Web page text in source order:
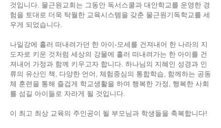
것입니다. 물근원교회는 그동안 독서스쿨과 대안학교를 운영한 경
험을 토대로 더욱 탁월한 교육시스템을 갖춘 물근원기독학교를 세
우게 되었습니다.
나일강에 흘러 떠내려가던 한 아이-모세를 건져내어 한 나라의 지
도자로 키운 것처럼 세상의 강물에 흘러 떠내려가는 한 아이를 건
져내어 가정과 함께 키우고자 합니다. 하나님의 지혜인 성경과 인
류의 유산인 책, 다양한 언어, 체험중심의 통합학습, 함께하는 공동
체 훈련을 통해 즐겁게 학교생활을 하며 행복한 가정, 행복한 사회
를 섬길 아이들로 자라게 될 것입니다.
이 최고 최상 교육의 주인공이 될 부모님과 학생들을 축복합니다!